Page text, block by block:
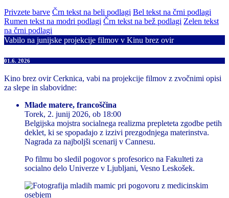
Privzete barve Črn tekst na beli podlagi Bel tekst na črni podlagi
Rumen tekst na modri podlagi Črn tekst na bež podlagi Zelen tekst
na črni podlagi
Vabilo na junijske projekcije filmov v Kinu brez ovir
01.6. 2026
Kino brez ovir Cerknica, vabi na projekcije filmov z zvočnimi opisi
za slepe in slabovidne:
Mlade matere, francoščina
Torek, 2. junij 2026, ob 18:00
Belgijska mojstra socialnega realizma prepleteta zgodbe petih
deklet, ki se spopadajo z izzivi prezgodnjega materinstva.
Nagrada za najboljši scenarij v Cannesu.
Po filmu bo sledil pogovor s profesorico na Fakulteti za
socialno delo Univerze v Ljubljani, Vesno Leskošek.